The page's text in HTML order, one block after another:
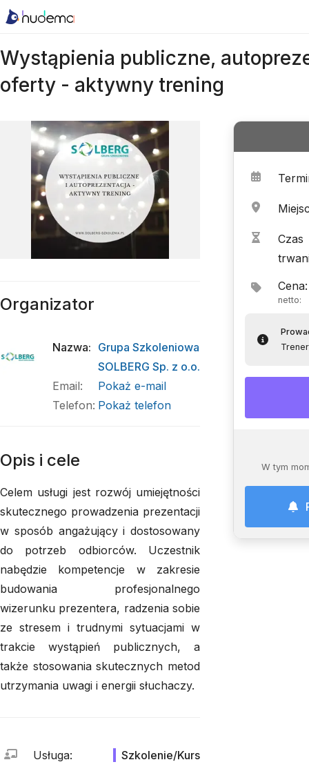
Wystąpienia publiczne,
oferty - aktywny trening
Czas
Cena:
netto:
W tym
Organizator
Nazwa: Grupa Szkoleniowa
SOLBERG Sp. z o.o.
Email:
Pokaż e-mail
Telefon: Pokaż telefon
Opis i cele
Celem usługi jest rozwój umiejętności
skutecznego prowadzenia prezentacji
w sposób angażujący i dostosowany
do potrzeb odbiorców. Uczestnik
nabędzie kompetencje w zakresie
budowania profesjonalnego
wizerunku prezentera, radzenia sobie
ze stresem i trudnymi sytuacjami w
trakcie wystąpień publicznych, a
także stosowania skutecznych metod
utrzymania uwagi i energii słuchaczy.
Usługa: Szkolenie/Kurs